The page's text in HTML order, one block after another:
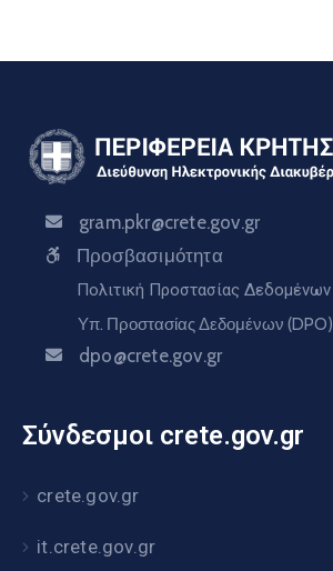
gram.pkr@crete.gov.gr
Προσβασιμότητα
Πολιτική Προστασίας Δεδομένων
Υπ. Προστασίας Δεδομένων (DPO)
dpo@crete.gov.gr
Σύνδεσμοι crete.gov.gr
crete.gov.gr
it.crete.gov.gr